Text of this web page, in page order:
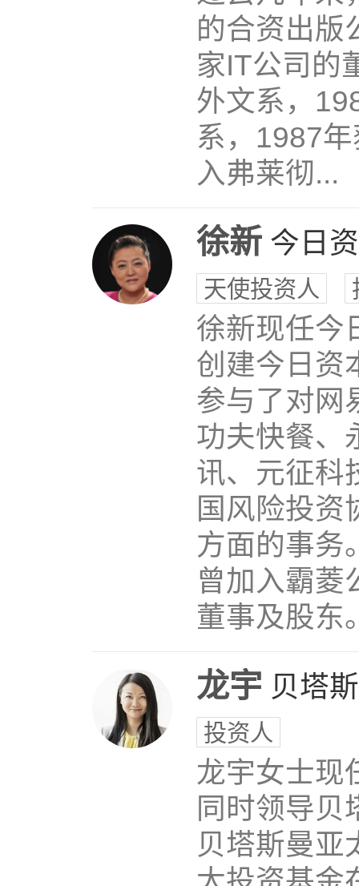
的合资出版
家IT公司的
外文系，
系，1987
入弗莱彻...
徐新 今日
天使投资人
徐新现任今
创建今日资
参与了对网
功夫快餐、
讯、元征科
国风险投资
方面的事务
曾加入霸菱
董事及股东
龙宇 贝塔
投资人
龙宇女士现
同时领导贝
贝塔斯曼亚